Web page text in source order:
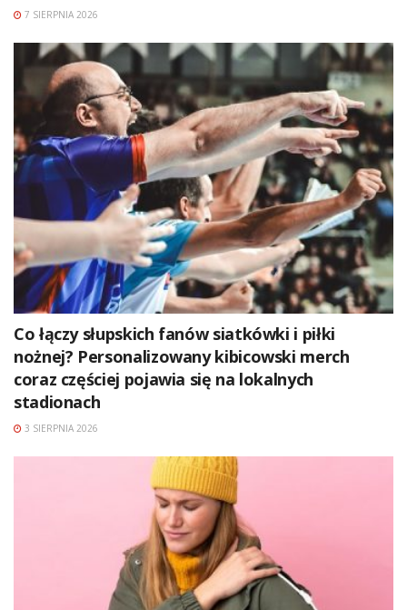
7 SIERPNIA 2026
Co łączy słupskich fanów siatkówki i piłki
nożnej? Personalizowany kibicowski merch
coraz częściej pojawia się na lokalnych
stadionach
3 SIERPNIA 2026